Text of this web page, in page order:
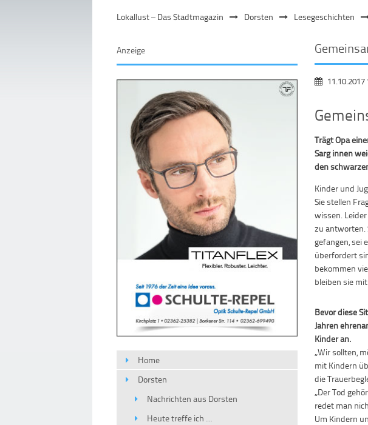
Lokallust – Das Stadtmagazin Dorsten Lesegeschichten
11.10.2017
Trägt Opa
Sarg innen
den
Kinder und
Sie stellen
wissen.
zu antworten.
gefangen, sei
überfordert
bekommen
bleiben sie
Bevor diese
Jahren
Kinder an.
„Wir sollten,
mit Kindern
die
„Der Tod
redet man
Um Kindern
Anzeige
Home
Dorsten
Nachrichten aus Dorsten
Heute treffe ich …